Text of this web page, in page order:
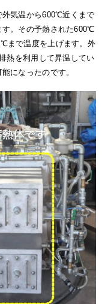
外気温から600℃近くまで
す。その予熱された600℃
まで温度を上げます。外
熱を利用して昇温してい
になったのです。